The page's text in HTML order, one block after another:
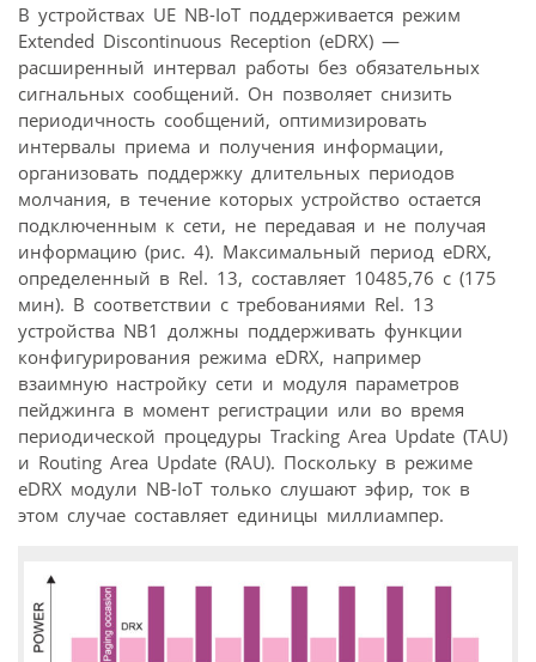
В устройствах UE NB-IoT поддерживается режим
Extended Discontinuous Reception (eDRX) —
расширенный интервал работы без обязательных
сигнальных сообщений. Он позволяет снизить
периодичность сообщений, оптимизировать
интервалы приема и получения информации,
организовать поддержку длительных периодов
молчания, в течение которых устройство остается
подключенным к сети, не передавая и не получая
информацию (рис. 4). Максимальный период eDRX,
определенный в Rel. 13, составляет 10485,76 с (175
мин). В соответствии с требованиями Rel. 13
устройства NB1 должны поддерживать функции
конфигурирования режима eDRX, например
взаимную настройку сети и модуля параметров
пейджинга в момент регистрации или во время
периодической процедуры Tracking Area Update (TAU)
и Routing Area Update (RAU). Поскольку в режиме
eDRX модули NB-IoT только слушают эфир, ток в
этом случае составляет единицы миллиампер.